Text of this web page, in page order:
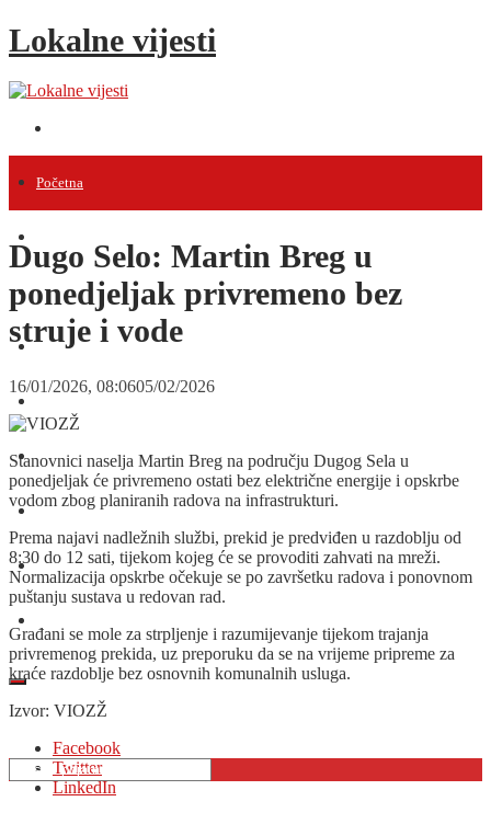
Lokalne vijesti
Početna
Projekti
Događanja
Razno
O nama
Oglašavanje
Dugo Selo: Martin Breg u
ponedjeljak privremeno bez
struje i vode
16/01/2026, 08:0605/02/2026
Stanovnici naselja Martin Breg na području Dugog Sela u
ponedjeljak će privremeno ostati bez električne energije i opskrbe
vodom zbog planiranih radova na infrastrukturi.
Prema najavi nadležnih službi, prekid je predviđen u razdoblju od
8:30 do 12 sati, tijekom kojeg će se provoditi zahvati na mreži.
Normalizacija opskrbe očekuje se po završetku radova i ponovnom
puštanju sustava u redovan rad.
Građani se mole za strpljenje i razumijevanje tijekom trajanja
privremenog prekida, uz preporuku da se na vrijeme pripreme za
kraće razdoblje bez osnovnih komunalnih usluga.
Izvor: VIOZŽ
Facebook
Twitter
LinkedIn